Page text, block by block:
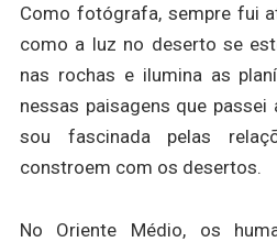
Como fotógrafa, sempre fui
como a luz no deserto se
nas rochas e ilumina as
nessas paisagens que
sou fascinada pelas
constroem com os desertos.
No Oriente Médio, os